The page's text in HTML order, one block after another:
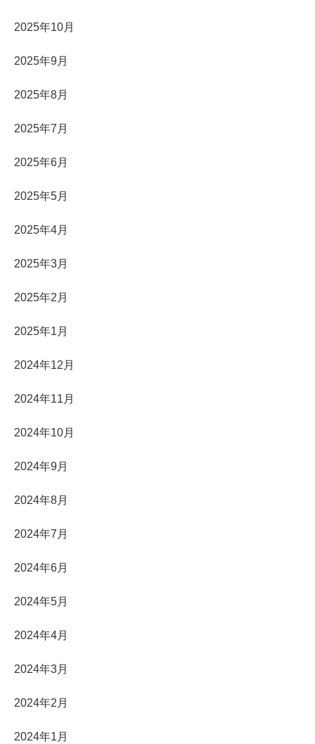
2025年10月
2025年9月
2025年8月
2025年7月
2025年6月
2025年5月
2025年4月
2025年3月
2025年2月
2025年1月
2024年12月
2024年11月
2024年10月
2024年9月
2024年8月
2024年7月
2024年6月
2024年5月
2024年4月
2024年3月
2024年2月
2024年1月